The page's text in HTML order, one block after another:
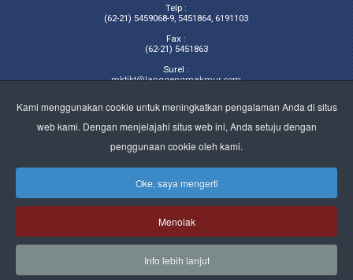
Telp :
(62-21) 5459068-9, 5451864, 6191103
Fax :
(62-21) 5451863
Surel :
mktjkt@langgengmakmur.com
lmitbk@langgengmakmur.com,
untuk pemasaran export :
export@langgengmakmur.com
untuk pemasaran lokal :
mktsby@langgengmakmur.com
sales_lm2@langgengmakmur.com
Kami menggunakan cookie untuk meningkatkan pengalaman Anda di situs
web kami. Dengan menjelajahi situs web ini, Anda setuju dengan
penggunaan cookie oleh kami.
Oke, saya mengerti
Menolak
Info lebih lanjut